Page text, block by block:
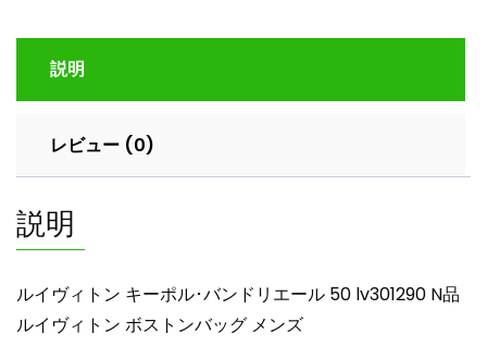
ポ
バ
リ
ー
ル
lv301290
N
説明
レビュー (0)
説明
ルイヴィトン キーポル･バンドリエール 50 lv301290 N品
ルイヴィトン ボストンバッグ メンズ